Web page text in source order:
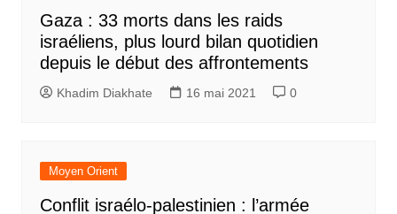
Gaza : 33 morts dans les raids
israéliens, plus lourd bilan quotidien
depuis le début des affrontements
Khadim Diakhate 16 mai 2021 0
Moyen Orient
Conflit israélo-palestinien : l’armée